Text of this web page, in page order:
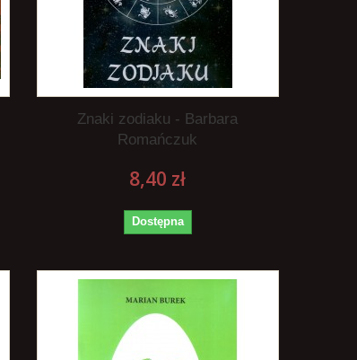
Znaki zodiaku - Barbara
Romańczuk
8,40 zł
Dostępna